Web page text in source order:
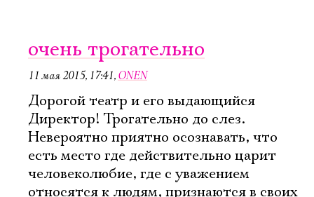
очень трогательно
11 мая 2015, 17:41, ONEN
Дорогой театр и его выдающийся
Директор! Трогательно до слез.
Невероятно приятно осознавать, что
есть место где действительно царит
человеколюбие, где с уважением
относятся к людям, признаются в своих